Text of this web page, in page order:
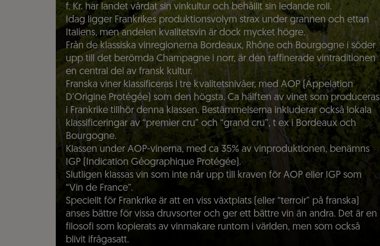
f. Kr. har landet vårdat sin vinkultur och behållit sin ledande roll.
Idag ligger Frankrikes produktionsvolym strax under grannen och ettan
Italiens, men andelen kvalitetsvin är dock mycket högre.
Från de klassiska vinregionerna Bordeaux, Rhône och Bourgogne i söder
upp till det berömda Champagne i norr, är den raffinerade vintraditionen
en central del av fransk kultur.
Franska viner klassificeras i tre kvalitetsnivåer, med AOP (Appelation
D’Origine Protégée) som den högsta. Ca hälften av vinet som produceras
i Frankrike tillhör denna klassen. Bestämmelserna inkluderar också lokala
klassificeringar av “premier cru” och “grand cru”, t ex i Bordeaux och
Bourgogne.
Klassen under AOP-vinerna, med ca 35% av vinproduktionen, benämns
IGP (Indication Géographique Protégée).
Slutligen klassas vin som inte når upp till kraven för AOP eller IGP som
“Vin de France”.
Speciellt för Frankrike är att en viss växtplats (eller “terroir” på franska)
anses bättre för vissa druvsorter och ger ett bättre vin än andra. Det är en
filosofi som kopierats av vinmakare runtom i världen, men som också
blivit ifrågasatt.